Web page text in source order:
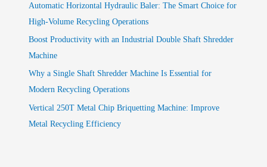
Automatic Horizontal Hydraulic Baler: The Smart Choice for
High-Volume Recycling Operations
Boost Productivity with an Industrial Double Shaft Shredder
Machine
Why a Single Shaft Shredder Machine Is Essential for
Modern Recycling Operations
Vertical 250T Metal Chip Briquetting Machine: Improve
Metal Recycling Efficiency